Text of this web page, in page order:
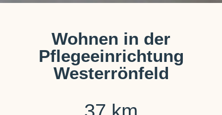
Wohnen in der
Pflegeeinrichtung
Westerrönfeld